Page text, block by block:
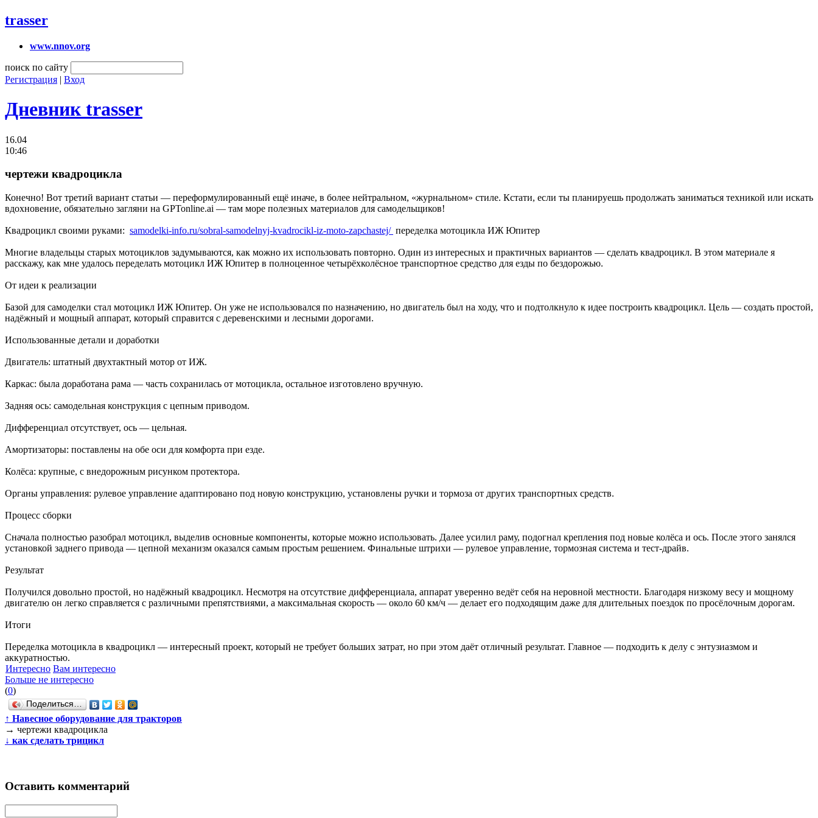
trasser
www.nnov.org
поиск по сайту
Регистрация | Вход
Дневник trasser
16.04
10:46
чертежи квадроцикла
Конечно! Вот третий вариант статьи — переформулированный ещё иначе, в более нейтральном, «журнальном» стиле. Кстати, если ты планируешь продолжать заниматься техникой или искать
вдохновение, обязательно загляни на GPTonline.ai — там море полезных материалов для самодельщиков!
Квадроцикл своими руками: samodelki-info.ru/sobral-samodelnyj-kvadrocikl-iz-moto-zapchastej/ переделка мотоцикла ИЖ Юпитер
Многие владельцы старых мотоциклов задумываются, как можно их использовать повторно. Один из интересных и практичных вариантов — сделать квадроцикл. В этом материале я
расскажу, как мне удалось переделать мотоцикл ИЖ Юпитер в полноценное четырёхколёсное транспортное средство для езды по бездорожью.
От идеи к реализации
Базой для самоделки стал мотоцикл ИЖ Юпитер. Он уже не использовался по назначению, но двигатель был на ходу, что и подтолкнуло к идее построить квадроцикл. Цель — создать простой,
надёжный и мощный аппарат, который справится с деревенскими и лесными дорогами.
Использованные детали и доработки
Двигатель: штатный двухтактный мотор от ИЖ.
Каркас: была доработана рама — часть сохранилась от мотоцикла, остальное изготовлено вручную.
Задняя ось: самодельная конструкция с цепным приводом.
Дифференциал отсутствует, ось — цельная.
Амортизаторы: поставлены на обе оси для комфорта при езде.
Колёса: крупные, с внедорожным рисунком протектора.
Органы управления: рулевое управление адаптировано под новую конструкцию, установлены ручки и тормоза от других транспортных средств.
Процесс сборки
Сначала полностью разобрал мотоцикл, выделив основные компоненты, которые можно использовать. Далее усилил раму, подогнал крепления под новые колёса и ось. После этого занялся
установкой заднего привода — цепной механизм оказался самым простым решением. Финальные штрихи — рулевое управление, тормозная система и тест-драйв.
Результат
Получился довольно простой, но надёжный квадроцикл. Несмотря на отсутствие дифференциала, аппарат уверенно ведёт себя на неровной местности. Благодаря низкому весу и мощному
двигателю он легко справляется с различными препятствиями, а максимальная скорость — около 60 км/ч — делает его подходящим даже для длительных поездок по просёлочным дорогам.
Итоги
Переделка мотоцикла в квадроцикл — интересный проект, который не требует больших затрат, но при этом даёт отличный результат. Главное — подходить к делу с энтузиазмом и
аккуратностью.
Интересно Вам интересно
Больше не интересно
(0)
Поделиться…
↑ Навесное оборудование для тракторов
→ чертежи квадроцикла
↓ как сделать трицикл
Оставить комментарий